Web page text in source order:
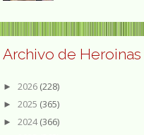
Archivo de Heroinas
► 2026 (228)
► 2025 (365)
► 2024(366)